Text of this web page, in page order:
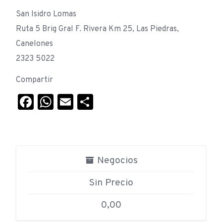
San Isidro Lomas
Ruta 5 Brig Gral F. Rivera Km 25, Las Piedras,
Canelones
2323 5022
Compartir
Facebook
WhatsApp
Email
Negocios
Sin Precio
0,00